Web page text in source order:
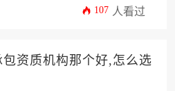
为企业提供定制化解决方
107 人看过
资质机构那个好,怎么选